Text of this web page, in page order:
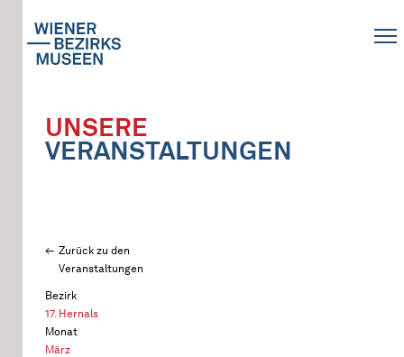
UNSERE
VERANSTALTUNGEN
Zurück zu den
Veranstaltungen
Bezirk
17. Hernals
Monat
März